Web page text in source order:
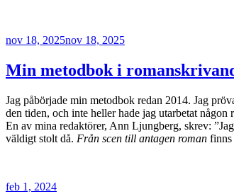
Publicerat
nov 18, 2025nov 18, 2025
Min metodbok i
Jag påbörjade min metodbok redan 2014. Jag
den tiden, och inte heller hade jag utarbetat
En av mina redaktörer, Ann Ljungberg, skrev:
väldigt stolt då. Från scen till antagen roman finns
Publicerat
feb 1, 2024